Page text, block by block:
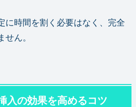
に時間を割く必要はなく、完全
ん。
入の効果を高めるコツ